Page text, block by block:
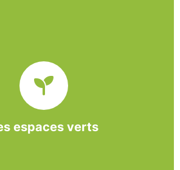
espaces verts
BASE propose et réalise
à la demande des entreprises et
collectivités locales.